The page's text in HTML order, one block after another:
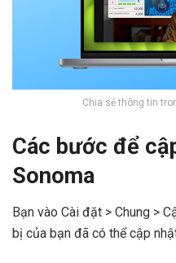
Chia sẻ thông tin
Các bước để
Sonoma
Bạn vào Cài đặt > Chung >
bị của bạn đã có thể cập